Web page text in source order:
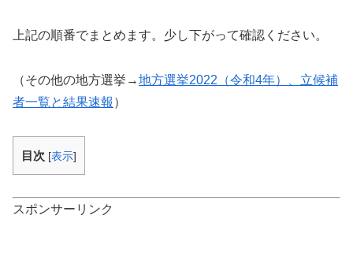
上記の順番でまとめます。少し下がって確認ください。
（その他の地方選挙→地方選挙2022（令和4年）、立候補
者一覧と結果速報 ）
目次 [表示]
スポンサーリンク